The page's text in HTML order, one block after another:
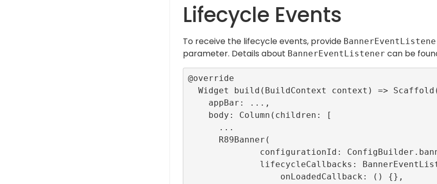
Lifecycle Events
To receive the lifecycle events, provide
parameter. Details about BannerEventListener can be
@override